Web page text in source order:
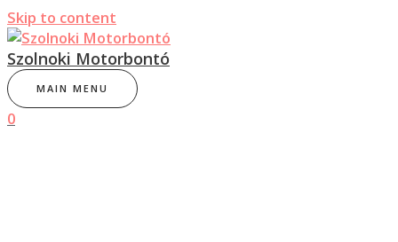
Skip to content
Szolnoki Motorbontó
MAIN MENU
0